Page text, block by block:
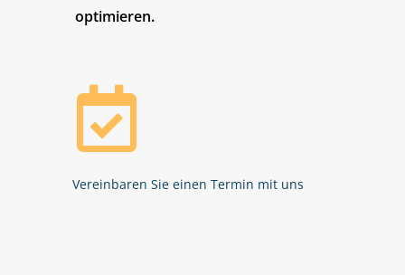
optimieren.
Vereinbaren Sie einen Termin mit uns